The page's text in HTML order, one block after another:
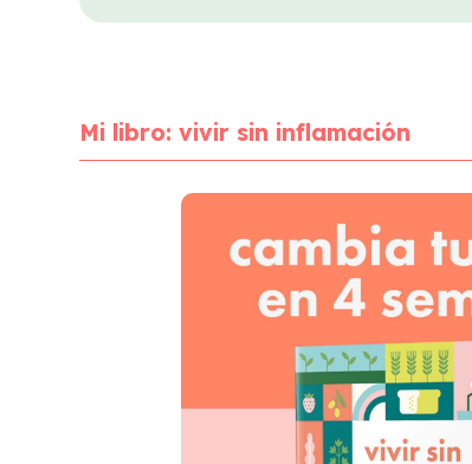
Mi libro:vivir sin inflamación